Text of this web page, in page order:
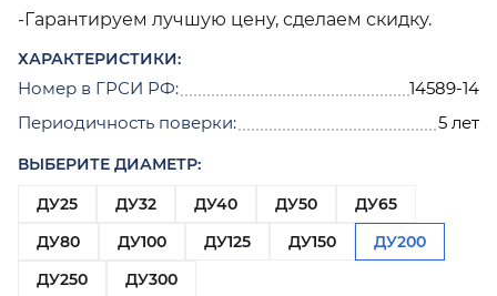
-Гарантируем лучшую цену, сделаем скидку.
ХАРАКТЕРИСТИКИ:
Номер в ГРСИ РФ:
14589-14
Периодичность поверки:
5 лет
ВЫБЕРИТЕ ДИАМЕТР:
ДУ25
ДУ32 ДУ40 ДУ50
ДУ65
ДУ80
ДУ100 ДУ125 ДУ150
ДУ200
ДУ250
ДУ300